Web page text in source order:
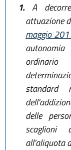
1.A
attuazione
maggio
standard
delle
scaglioni
all'aliquota